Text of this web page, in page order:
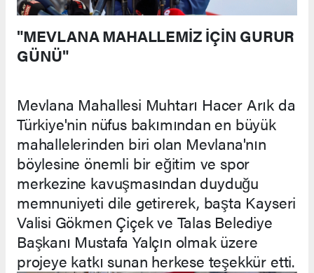
"MEVLANA MAHALLEMİZ İÇİN GURUR
GÜNÜ"
Mevlana Mahallesi Muhtarı Hacer Arık da
Türkiye'nin nüfus bakımından en büyük
mahallelerinden biri olan Mevlana'nın
böylesine önemli bir eğitim ve spor
merkezine kavuşmasından duyduğu
memnuniyeti dile getirerek, başta Kayseri
Valisi Gökmen Çiçek ve Talas Belediye
Başkanı Mustafa Yalçın olmak üzere
projeye katkı sunan herkese teşekkür etti.